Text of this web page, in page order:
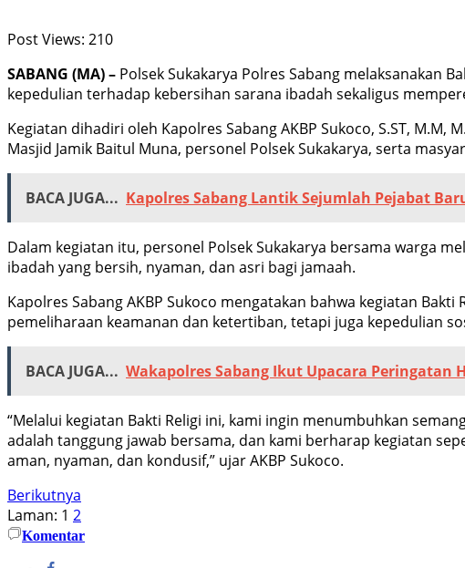
Post Views: 210
SABANG (MA) – Polsek Sukakarya Polres Sabang melaksanakan
kepedulian terhadap kebersihan sarana ibadah sekaligus
Kegiatan dihadiri oleh Kapolres Sabang AKBP Sukoco, S.ST, M.M,
Masjid Jamik Baitul Muna, personel Polsek Sukakarya, serta
BACA JUGA... Kapolres Sabang Lantik Sejumlah Pejabat
Dalam kegiatan itu, personel Polsek Sukakarya bersama warga
ibadah yang bersih, nyaman, dan asri bagi jamaah.
Kapolres Sabang AKBP Sukoco mengatakan bahwa kegiatan
pemeliharaan keamanan dan ketertiban, tetapi juga kepedulian
BACA JUGA... Wakapolres Sabang Ikut Upacara Peringatan
“Melalui kegiatan Bakti Religi ini, kami ingin menumbuhkan
adalah tanggung jawab bersama, dan kami berharap kegiatan
aman, nyaman, dan kondusif,” ujar AKBP Sukoco.
Berikutnya
Laman: 1 2
Komentar